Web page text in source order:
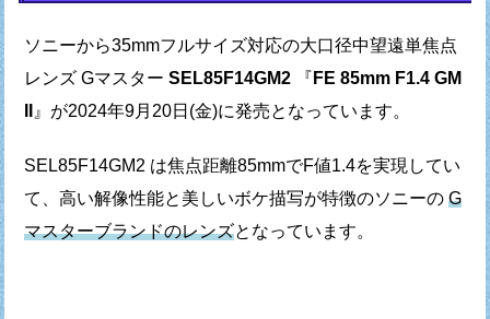
ソニーから35mmフルサイズ対応の大口径中望遠単焦点
レンズ Gマスター SEL85F14GM2『 FE 85mm F1.4 GM
』が2024年9月20日(金)に発売となっています。
SEL85F14GM2 は焦点距離85mmでF値1.4を実現してい
て、 高い解像性能と美しいボケ描写が特徴のソニーの G
マスターブランドのレンズとなっています。